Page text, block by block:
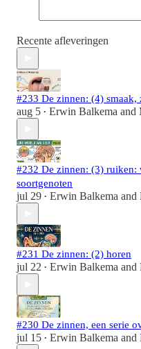
Recente afleveringen
#233 De zinnen: (4) smaak,
aug 5 • Erwin Balkema and
#232 De zinnen: (3) ruiken:
soortgenoten
jul 29 • Erwin Balkema and
#231 De zinnen: (2) horen
jul 22 • Erwin Balkema and
#230 De zinnen, een serie
jul 15 • Erwin Balkema and